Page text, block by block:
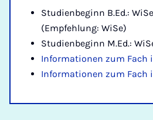
Studienbeginn B.Ed.:
(Empfehlung: WiSe)
Studienbeginn M.Ed.:
Informationen zum Fach
Informationen zum Fach